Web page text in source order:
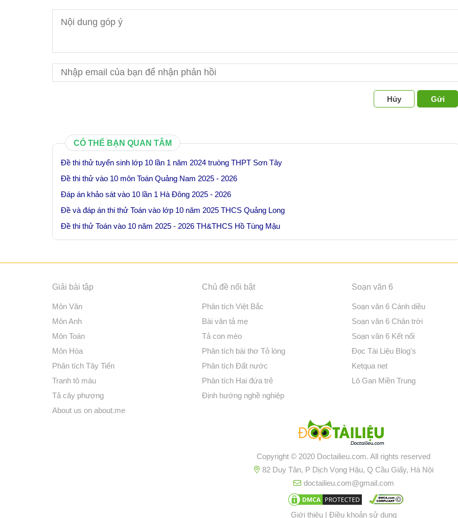
Hủy Gửi
CÓ THỂ BẠN QUAN TÂM
Đề thi thử tuyển sinh lớp 10 lần 1 năm 2024 truòng THPT Sơn Tây
Đề thi thử vào 10 môn Toán Quảng Nam 2025 - 2026
Đáp án khảo sát vào 10 lần 1 Hà Đông 2025 - 2026
Đề và đáp án thi thử Toán vào lớp 10 năm 2025 THCS Quảng Long
Đề thi thử Toán vào 10 năm 2025 - 2026 TH&THCS Hồ Tùng Mậu
Giải bài tập
Môn Văn
Môn Anh
Môn Toán
Môn Hóa
Phân tích Tây Tiến
Tranh tô màu
Tả cây phượng
About us on about.me
Chủ đề nổi bật
Phân tích Việt Bắc
Bài văn tả mẹ
Tả con mèo
Phân tích bài thơ Tỏ lòng
Phân tích Đất nước
Phân tích Hai đứa trẻ
Định hướng nghề nghiệp
Soạn văn 6
Soạn văn 6 Cánh diều
Soạn văn 6 Chân trời
Soạn văn 6 Kết nối
Đọc Tài Liệu Blog's
Ketqua net
Lô Gan Miền Trung
Copyright © 2020 Doctailieu.com. All rights reserved
82 Duy Tân, P Dịch Vọng Hậu, Q Cầu Giấy, Hà Nội
doctailieu.com@gmail.com
Giới thiệu| Điều khoản sử dụng